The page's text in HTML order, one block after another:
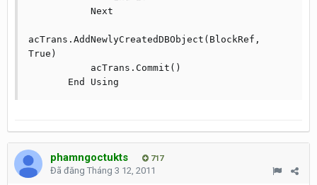
acTrans.AddNewlyCreatedDBObject(BlockRef,
True)
       End Using
phamngoctukts 717
Đã đăng Tháng 3 12, 2011